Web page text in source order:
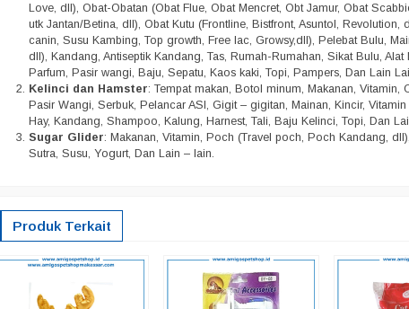
Love, dll), Obat-Obatan (Obat Flue, Obat Mencret, Obt Jamur, Obat
utk Jantan/Betina, dll), Obat Kutu (Frontline, Bistfront, Asuntol,
canin, Susu Kambing, Top growth, Free lac, Growsy,dll), Pelebat Bulu,
dll), Kandang, Antiseptik Kandang, Tas, Rumah-Rumahan, Sikat Bulu,
Parfum, Pasir wangi, Baju, Sepatu, Kaos kaki, Topi, Pampers, Dan Lain
Kelinci dan Hamster: Tempat makan, Botol minum, Makanan, Vitamin,
Pasir Wangi, Serbuk, Pelancar ASI, Gigit – gigitan, Mainan, Kincir,
Hay, Kandang, Shampoo, Kalung, Harnest, Tali, Baju Kelinci, Topi, Dan
Sugar Glider: Makanan, Vitamin, Poch (Travel poch, Poch Kandang,
Sutra, Susu, Yogurt, Dan Lain – lain.
Produk Terkait